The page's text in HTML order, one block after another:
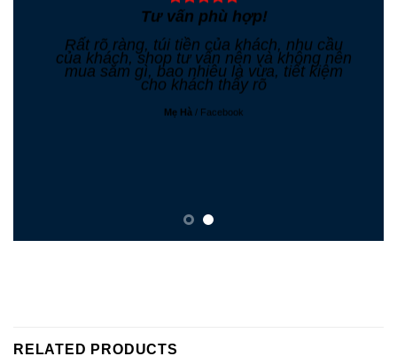
Tư vấn phù hợp!
Rất rõ ràng, túi tiền của khách, nhu cầu
của khách, shop tư vấn nên và không nên
mua sắm gì, bao nhiêu là vừa, tiết kiệm
cho khách thấy rõ
Mẹ Hà / Facebook
RELATED PRODUCTS